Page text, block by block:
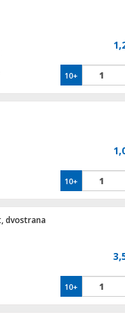
10+
10+
dvostrana
10+
stupni, 50W, LED zaslon, 45°